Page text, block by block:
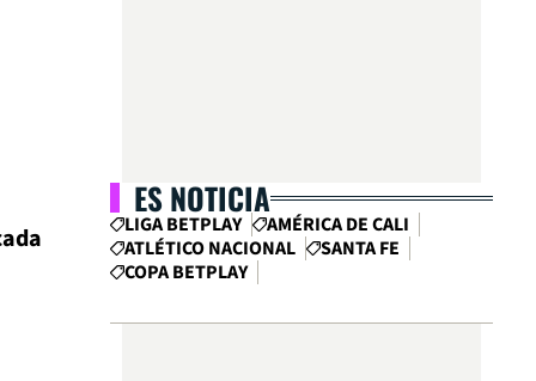
ES NOTICIA
LIGA BETPLAY
AMÉRICA DE CALI
ATLÉTICO NACIONAL
SANTA FE
COPA BETPLAY